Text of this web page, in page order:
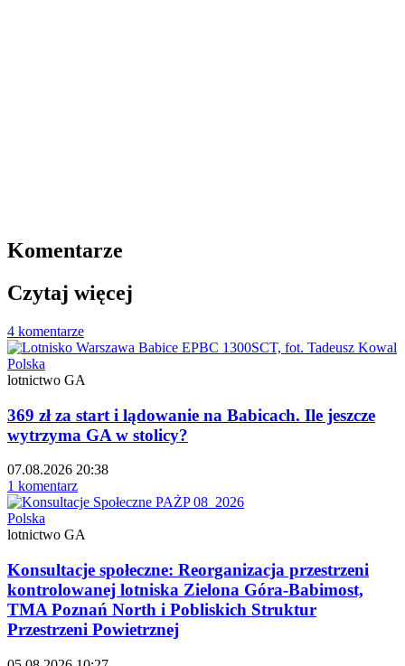
Komentarze
Czytaj więcej
4 komentarze
Polska
lotnictwo GA
369 zł za start i lądowanie na Babicach. Ile jeszcze
wytrzyma GA w stolicy?
07.08.2026 20:38
1 komentarz
Polska
lotnictwo GA
Konsultacje społeczne: Reorganizacja przestrzeni
kontrolowanej lotniska Zielona Góra-Babimost,
TMA Poznań North i Pobliskich Struktur
Przestrzeni Powietrznej